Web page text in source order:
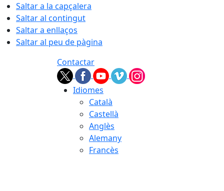
Saltar a la capçalera
Saltar al contingut
Saltar a enllaços
Saltar al peu de pàgina
Contactar
Idiomes
Català
Castellà
Anglès
Alemany
Francès